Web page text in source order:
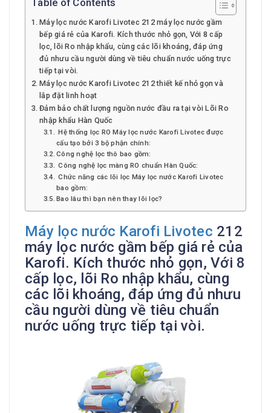
Máy lọc nước Karofi Livotec 212 máy lọc nước gầm
bếp giá rẻ của Karofi. Kích thước nhỏ gọn, Với 8 cấp
lọc, lõi Ro nhập khẩu, cùng các lõi khoáng, đáp ứng
đủ nhưu cầu người dùng về tiêu chuẩn nước uống trực
tiếp tại vòi.
Máy lọc nước Karofi Livotec 212 thiết kế nhỏ gọn và
lắp đặt linh hoạt
Đảm bảo chất lượng nguồn nước đầu ra tại vòi Lõi Ro
nhập khẩu Hàn Quốc
Hệ thống lọc RO Máy lọc nước Karofi Livotec được
cấu tạo bởi 3 bộ phận chính:
Công nghệ lọc thô bao gồm:
Công nghệ lọc màng RO chuẩn Hàn Quốc:
Chức năng các lõi lọc Máy lọc nước Karofi Livotec
bao gồm:
Bao lâu thì bạn nên thay lõi lọc?
Máy lọc nước Karofi Livotec 212
máy lọc nước gầm bếp giá rẻ của
Karofi. Kích thước nhỏ gọn, Với 8
cấp lọc, lõi Ro nhập khẩu, cùng
các lõi khoáng, đáp ứng đủ nhưu
cầu người dùng về tiêu chuẩn
nước uống trực tiếp tại vòi.